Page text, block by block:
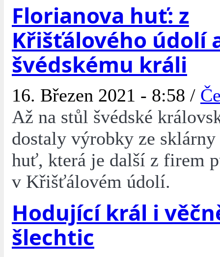
Florianova huť: z
Křišťálového údolí
švédskému králi
16. Březen 2021 - 8:58 /
Až na stůl švédské
dostaly výrobky ze
huť, která je další z firem
v Křišťálovém údolí.
Hodující král i
šlechtic